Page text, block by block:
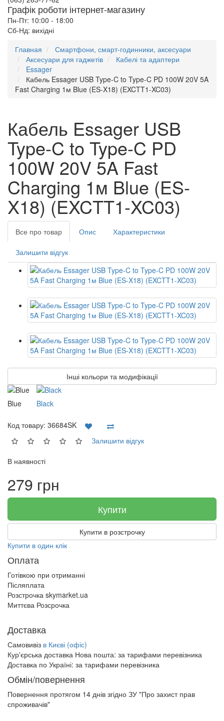
Графік роботи інтернет-магазину
Пн-Пт: 10:00 - 18:00
Сб-Нд: вихідні
Главная
Смартфони, смарт-годинники, аксесуари
Аксесуари для гаджетів
Кабелі та адаптери
Essager
Кабель Essager USB Type-C to Type-C PD 100W 20V 5A
Fast Charging 1м Blue (ES-X18) (EXCTT1-XC03)
Кабель Essager USB
Type-C to Type-C PD
100W 20V 5A Fast
Charging 1м Blue (ES-
X18) (EXCTT1-XC03)
Все про товар Опис Характеристики
Залишити відгук
Інші кольори та модифікації
Blue Black
Код товару: 36684SK
Залишити відгук
В наявності
279 грн
Купити
Купити в розстрочку
Купити в один клік
Оплата
Готівкою при отриманні
Післяплата
Розстрочка skymarket.ua
Миттєва Розсрочка
Доставка
Самовивіз в Києві (офіс)
Кур'єрська доставка Нова пошта: за тарифами перевізника
Доставка по Україні: за тарифами перевізника
Обмін/повернення
Повернення протягом 14 днів згідно ЗУ "Про захист прав
спроживачів"